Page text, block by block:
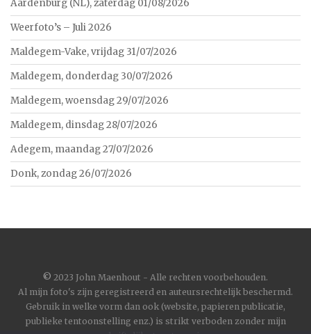
Aardenburg (NL), zaterdag 01/08/2026
Weerfoto’s – Juli 2026
Maldegem-Vake, vrijdag 31/07/2026
Maldegem, donderdag 30/07/2026
Maldegem, woensdag 29/07/2026
Maldegem, dinsdag 28/07/2026
Adegem, maandag 27/07/2026
Donk, zondag 26/07/2026
© 2023 John Maenhout - Alle rechten voorbehouden.
Al mijn foto's zijn geregistreerd en auteursrechtelijk beschermd.
Gebruik in welke vorm dan ook (website, papieren publicatie,
publieke tentoonstelling enz.) is strikt verboden zonder mijn